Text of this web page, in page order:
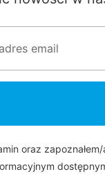
oraz zapoznałem/